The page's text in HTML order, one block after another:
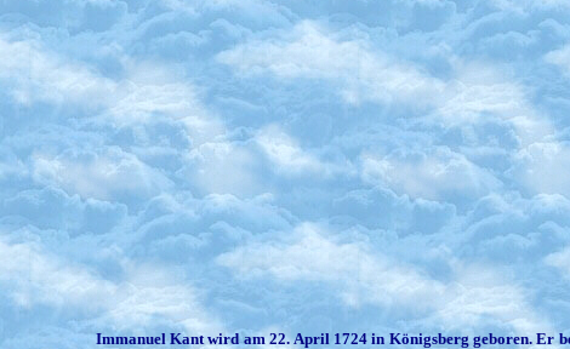
Immanuel Kant wird am 22. April 1724 in Königsberg geboren. Er